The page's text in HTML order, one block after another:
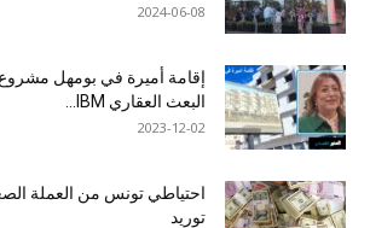
2024-06-08
إقامة أميرة في بومهل
البعث العقاري IBM...
2023-12-02
توريد